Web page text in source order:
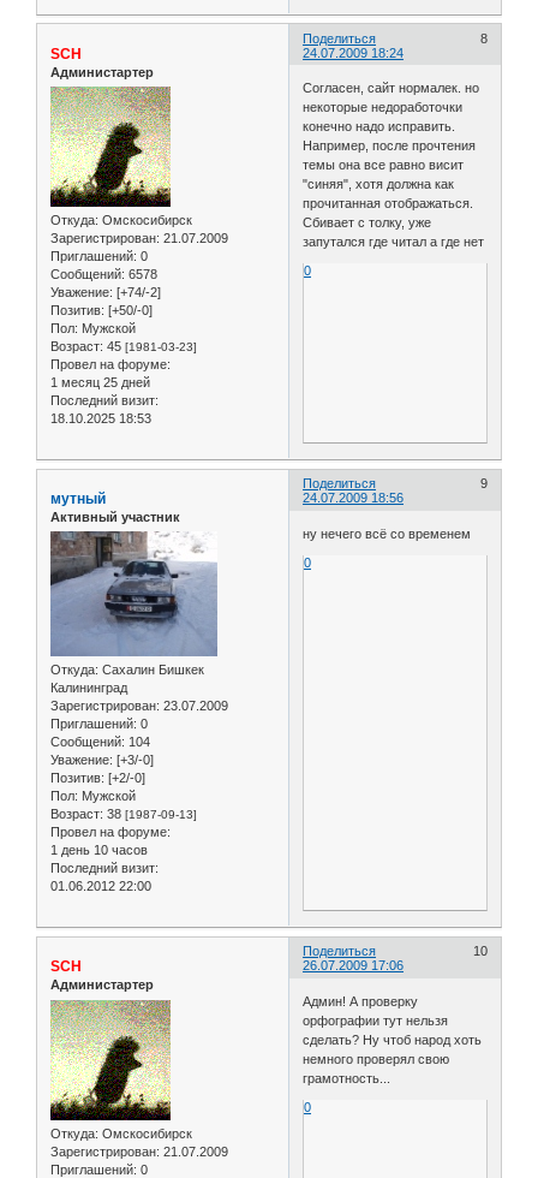
Поделиться
8
24.07.2009 18:24
SCH
Администартер
Откуда: Омскосибирск
Зарегистрирован: 21.07.2009
Приглашений: 0
Сообщений: 6578
Уважение: [+74/-2]
Позитив: [+50/-0]
Пол: Мужской
Возраст: 45 [1981-03-23]
Провел на форуме:
1 месяц 25 дней
Последний визит:
18.10.2025 18:53
Согласен, сайт нормалек. но
некоторые недоработочки
конечно надо исправить.
Например, после прочтения
темы она все равно висит
"синяя", хотя должна как
прочитанная отображаться.
Сбивает с толку, уже
запутался где читал а где нет
0
Поделиться
9
24.07.2009 18:56
мутный
Активный участник
Откуда: Сахалин Бишкек
Калининград
Зарегистрирован: 23.07.2009
Приглашений: 0
Сообщений: 104
Уважение: [+3/-0]
Позитив: [+2/-0]
Пол: Мужской
Возраст: 38 [1987-09-13]
Провел на форуме:
1 день 10 часов
Последний визит:
01.06.2012 22:00
ну нечего всё со временем
0
Поделиться
10
26.07.2009 17:06
SCH
Администартер
Откуда: Омскосибирск
Зарегистрирован: 21.07.2009
Приглашений: 0
Админ! А проверку
орфографии тут нельзя
сделать? Ну чтоб народ хоть
немного проверял свою
грамотность...
0